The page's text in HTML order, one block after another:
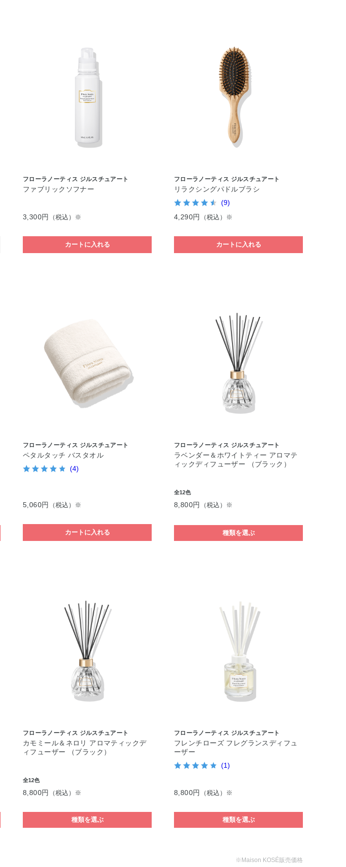
フローラノーティス ジルスチュアート
ファブリックソフナー
3,300円 （税込）※
カートに入れる
フローラノーティス ジルスチュアート
リラクシングパドルブラシ
(9)
4,290円
（税込）※
カートに入れる
フローラノーティス ジルスチュアート
ペタルタッチ バスタオル
(4)
5,060円 （税込）※
カートに入れる
フローラノーティス ジルスチュアート
ラベンダー＆ホワイトティー アロマテ
ィックディフューザー （ブラック）
全12色
8,800円 （税込）※
種類を選ぶ
フローラノーティス ジルスチュアート
カモミール＆ネロリ アロマティックデ
ィフューザー （ブラック）
全12色
8,800円 （税込）※
種類を選ぶ
フローラノーティス ジルスチュアート
フレンチローズ フレグランスディフュ
ーザー
(1)
8,800円 （税込）※
種類を選ぶ
※Maison KOSÉ販売価格